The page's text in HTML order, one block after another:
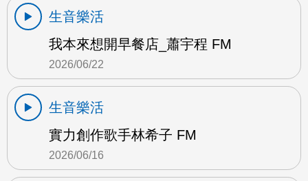
生音樂活
我本來想開早餐店_蕭宇程 FM
2026/06/22
生音樂活
實力創作歌手林希子 FM
2026/06/16